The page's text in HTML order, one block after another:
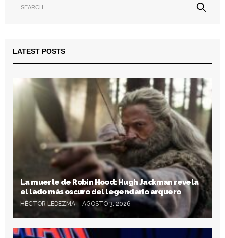
LATEST POSTS
La muerte de Robin Hood: Hugh Jackman revela
el lado más oscuro del legendario arquero
HÉCTOR LEDEZMA AGOSTO 3, 2026